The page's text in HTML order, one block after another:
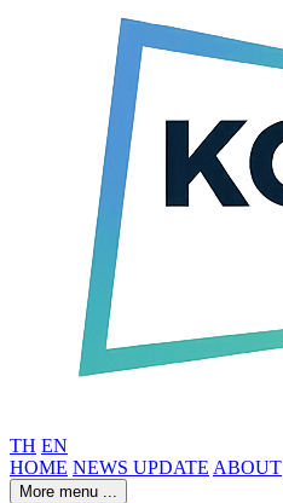
TH EN
HOME NEWS UPDATE ABOUT
More menu ...